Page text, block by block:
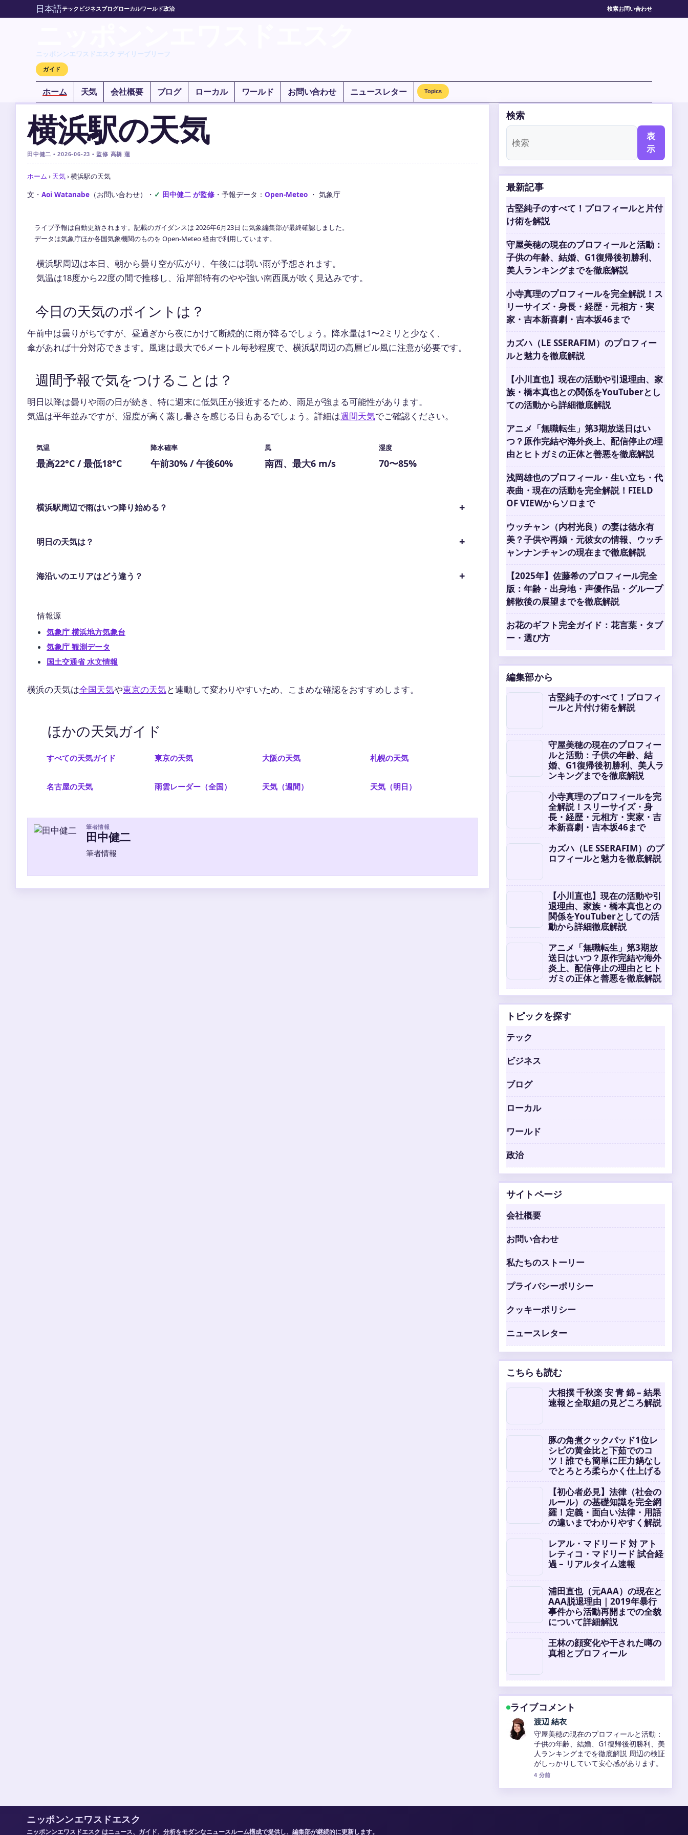
日本語テック ビジネスブログローカルワールド政治 検索お問い合わせ
ニッポンンエワスドエスク デイリーブリーフ
ガイド
ホーム 天気 会社概要 ブログ ローカル ワールド お問い合わせ ニュースレター Topics
横浜駅の天気
田中健二 • 2026-06-23 • 監修 高橋 蓮
ホーム › 天気›横浜駅の天気
文・ Aoi Watanabe （お問い合わせ） ・ 田中健二 が監修 ・ 予報データ： Open-Meteo ・ 気象庁
ライブ予報は自動更新されます。記載のガイダンスは 2026年6月23日 に気象編集部が最終確認しました。
データは気象庁ほか各国気象機関のものを Open-Meteo 経由で利用しています。
横浜駅周辺は本日、朝から曇り空が広がり、午後には弱い雨が予想されます。
気温は18度から22度の間で推移し、沿岸部特有のやや強い南西風が吹く見込みです。
今日の天気のポイントは？
午前中は曇りがちですが、昼過ぎから夜にかけて断続的に雨が降るでしょう。降水量は1〜2ミリと少なく、
傘があれば十分対応できます。風速は最大で6メートル毎秒程度で、横浜駅周辺の高層ビル風に注意が必要です。
週間予報で気をつけることは？
明日以降は曇りや雨の日が続き、特に週末に低気圧が接近するため、雨足が強まる可能性があります。
気温は平年並みですが、湿度が高く蒸し暑さを感じる日もあるでしょう。詳細は週間天気でご確認ください。
気温
最高22°C / 最低18°C
降水確率
午前30% / 午後60%
風
南西、最大6 m/s
湿度
70〜85%
横浜駅周辺で雨はいつ降り始める？
明日の天気は？
海沿いのエリアはどう違う？
情報源
気象庁 横浜地方気象台
気象庁 観測データ
国土交通省 水文情報
横浜の天気は全国天気や東京の天気と連動して変わりやすいため、こまめな確認をおすすめします。
ほかの天気ガイド
すべての天気ガイド 東京の天気 大阪の天気 札幌の天気
名古屋の天気 雨雲レーダー（全国） 天気（週間） 天気（明日）
筆者情報
田中健二
筆者情報
検索
表
示
最新記事
古堅純子のすべて！プロフィールと片付
け術を解説
守屋美穂の現在のプロフィールと活動：
子供の年齢、結婚、G1復帰後初勝利、
美人ランキングまでを徹底解説
小寺真理のプロフィールを完全解説！ス
リーサイズ・身長・経歴・元相方・実
家・吉本新喜劇・吉本坂46まで
カズハ（LE SSERAFIM）のプロフィー
ルと魅力を徹底解説
【小川直也】現在の活動や引退理由、家
族・橋本真也との関係をYouTuberとし
ての活動から詳細徹底解説
アニメ「無職転生」第3期放送日はい
つ？原作完結や海外炎上、配信停止の理
由とヒトガミの正体と善悪を徹底解説
浅岡雄也のプロフィール・生い立ち・代
表曲・現在の活動を完全解説！FIELD
OF VIEWからソロまで
ウッチャン（内村光良）の妻は徳永有
美？子供や再婚・元彼女の情報、ウッチ
ャンナンチャンの現在まで徹底解説
【2025年】佐藤希のプロフィール完全
版：年齢・出身地・声優作品・グループ
解散後の展望までを徹底解説
お花のギフト完全ガイド：花言葉・タブ
ー・選び方
編集部から
古堅純子のすべて！プロフィ
ールと片付け術を解説
守屋美穂の現在のプロフィー
ルと活動：子供の年齢、結
婚、G1復帰後初勝利、美人ラ
ンキングまでを徹底解説
小寺真理のプロフィールを完
全解説！スリーサイズ・身
長・経歴・元相方・実家・吉
本新喜劇・吉本坂46まで
カズハ（LE SSERAFIM）のプ
ロフィールと魅力を徹底解説
【小川直也】現在の活動や引
退理由、家族・橋本真也との
関係をYouTuberとしての活
動から詳細徹底解説
アニメ「無職転生」第3期放
送日はいつ？原作完結や海外
炎上、配信停止の理由とヒト
ガミの正体と善悪を徹底解説
トピックを探す
テック
ビジネス
ブログ
ローカル
ワールド
政治
サイトページ
会社概要
お問い合わせ
私たちのストーリー
プライバシーポリシー
クッキーポリシー
ニュースレター
こちらも読む
大相撲 千秋楽 安 青 錦 – 結果
速報と全取組の見どころ解説
豚の角煮クックパッド1位レ
シピの黄金比と下茹でのコ
ツ！誰でも簡単に圧力鍋なし
でとろとろ柔らかく仕上げる
【初心者必見】法律（社会の
ルール）の基礎知識を完全網
羅！定義・面白い法律・用語
の違いまでわかりやすく解説
レアル・マドリード 対 アト
レティコ・マドリード 試合経
過 – リアルタイム速報
浦田直也（元AAA）の現在と
AAA脱退理由｜2019年暴行
事件から活動再開までの全貌
について詳細解説
王林の顔変化や干された噂の
真相とプロフィール
ライブコメント
小林 大智
小寺真理のプロフィールを完全解説！ス
リーサイズ・身長・経歴・元相方・実
家・吉本新喜劇・吉本坂46まで の整理
がとても分かりやすいです。今日の中で
も特に読みやすいです。
ニッポンンエワスドエスク